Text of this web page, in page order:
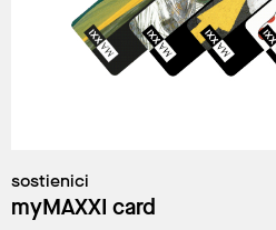
sostienici
myMAXXI card